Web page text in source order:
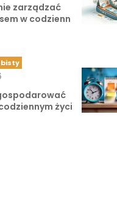
zarządzać
w codzienn …
życi …